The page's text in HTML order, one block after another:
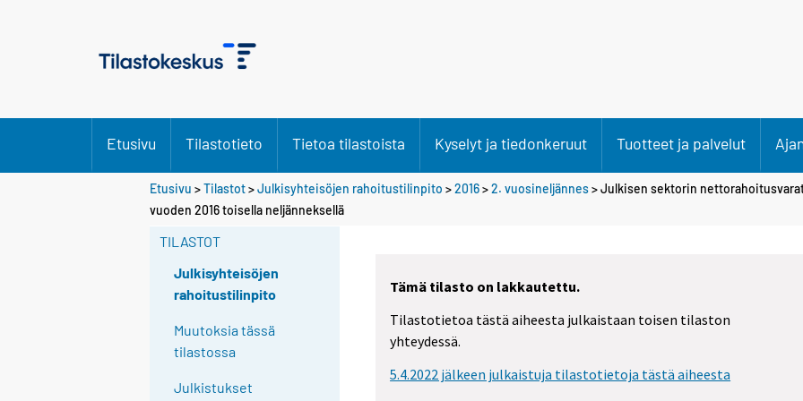
Etusivu Tilastotieto Tietoa tilastoista Kyselyt ja tiedonkeruut Tuotteet ja palvelut
Etusivu >Tilastot>Julkisyhteisöjen rahoitustilinpito >2016>2. vuosineljännes> Julkisen sektorin
vuoden 2016 toisella neljänneksellä
TILASTOT
Julkisyhteisöjen
rahoitustilinpito
Muutoksia tässä
tilastossa
Julkistukset
Tämä tilasto on lakkautettu.
Tilastotietoa tästä aiheesta julkaistaan toisen tilaston
yhteydessä.
5.4.2022 jälkeen julkaistuja tilastotietoja tästä aiheesta
Y
o
Y
o